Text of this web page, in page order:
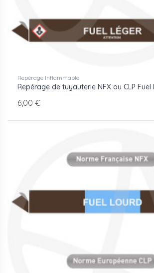
Repérage Inflammable
Repérage de tuyauterie NFX ou CLP Fuel
6,00 €